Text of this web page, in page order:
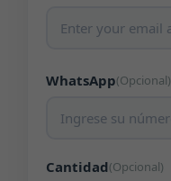
WhatsApp(Opcional)
Cantidad(Opcional)